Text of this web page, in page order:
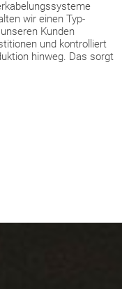
wir einen Typ-
Kunden
und kontrolliert
hinweg. Das sorgt